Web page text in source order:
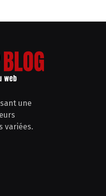
une
variées.